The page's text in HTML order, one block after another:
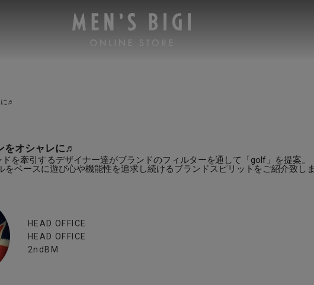
♬
をオシャレに♬
ドを牽引するデザイナー達がブランドのフィルターを通して「golf」を提案。
をベースに遊び心や機能性を追求し続けるブランドスピリットをご紹介致しま
HEAD OFFICE
HEAD OFFICE
2ndBM